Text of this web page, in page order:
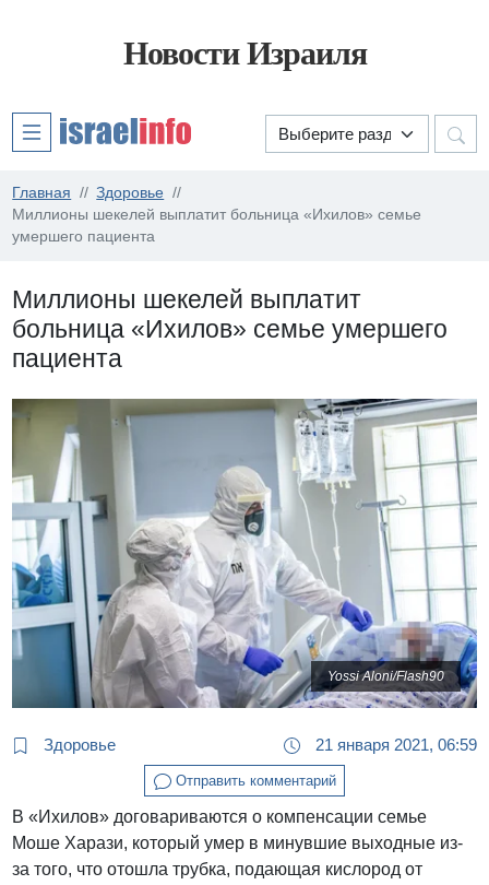
Новости Израиля
Главная
Здоровье
Миллионы шекелей выплатит больница «Ихилов» семье
умершего пациента
Миллионы шекелей выплатит
больница «Ихилов» семье умершего
пациента
Yossi Aloni/Flash90
Здоровье 21 января 2021, 06:59
Отправить комментарий
В «Ихилов» договариваются о компенсации семье
Моше Харази, который умер в минувшие выходные из-
за того, что отошла трубка, подающая кислород от